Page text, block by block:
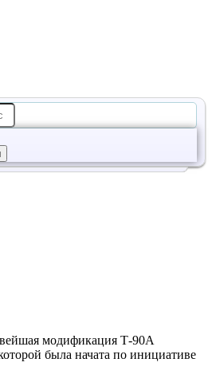
модификация Т-90А
была начата по инициативе